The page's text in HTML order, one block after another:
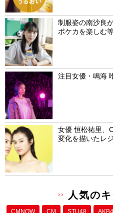
制服姿の南沙良
ポケカを楽しむ
注目女優・鳴海
女優 恒松祐里、
変化を描いたレ
人気の
CMNOW CM STU48